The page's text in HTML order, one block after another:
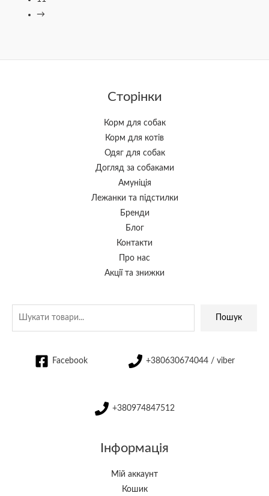
→
Сторінки
Корм для собак
Корм для котів
Одяг для собак
Догляд за собаками
Амуніція
Лежанки та підстилки
Бренди
Блог
Контакти
Про нас
Акції та знижки
Пошук
Facebook +380630674044 / viber
+380974847512
Інформація
Мій аккаунт
Кошик